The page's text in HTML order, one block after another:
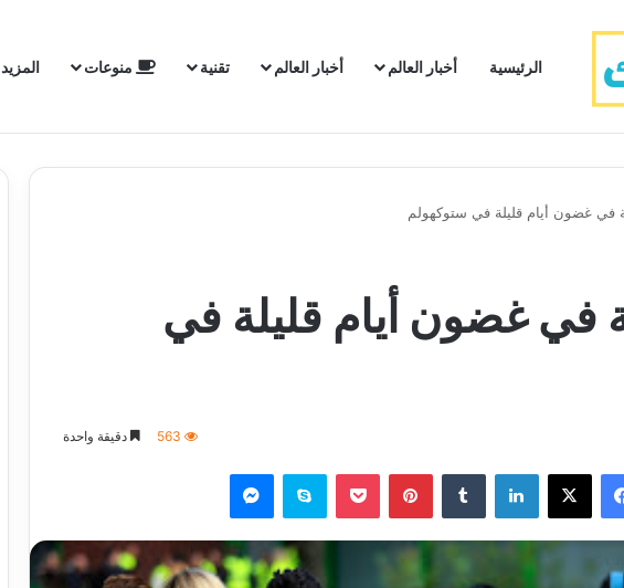
الرئيسية أخبار العالم أخبار العالم تقنية منوعات المزيد
في غضون أيام قليلة في ستوكهولم
في غضون أيام قليلة في
563 دقيقة واحدة
فيسبوك ‫X لينكدإن بينتيريست سكايب